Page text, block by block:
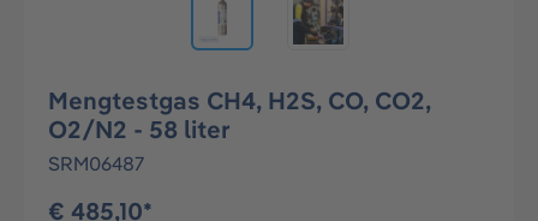
Mengtestgas CH4, H2S, CO, CO2,
O2/N2 - 58 liter
SRM06487
€ 485,10*